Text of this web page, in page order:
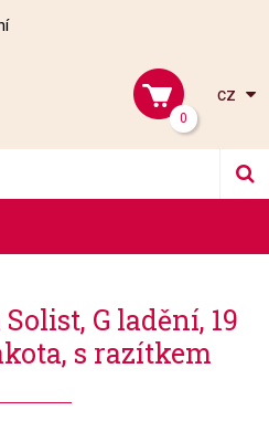
0
cz
G ladění, 19
s razítkem